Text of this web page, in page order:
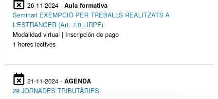
26-11-2024 - Aula formativa
Seminari EXEMPCIÓ PER TREBALLS REALITZATS A
L'ESTRANGER (Art. 7.0 LIRPF)
Modalidad virtual | Inscripción de pago
1 hores lectives
21-11-2024 - AGENDA
29 JORNADES TRIBUTÀRIES